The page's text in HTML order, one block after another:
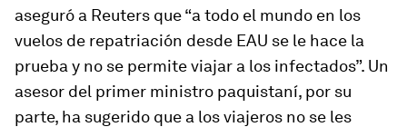
aseguró a Reuters que “a todo el mundo en los
vuelos de repatriación desde EAU se le hace la
prueba y no se permite viajar a los infectados”. Un
asesor del primer ministro paquistaní, por su
parte, ha sugerido que a los viajeros no se les